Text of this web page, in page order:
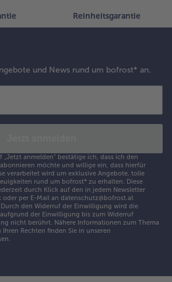
Reinheitsgarantie
und News rund um bofrost* an.
„Jetzt anmelden" bestätige ich, dass ich den
möchte und willige ein, dass hierfür
verarbeitet wird um exklusive Angebote, tolle
rund um bofrost* zu erhalten. Diese
durch Klick auf den in jedem Newsletter
oder per E-Mail an datenschutz@bofrost.at
den Widerruf der Einwilligung wird die
der Einwilligung bis zum Widerruf
nicht berührt. Nähere Informationen zum Thema
Rechten finden Sie in unseren
.